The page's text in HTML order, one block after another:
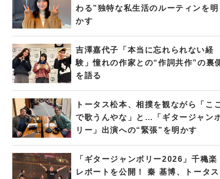
わる”独特な私生活のルーティンを明
かす
吉澤嘉代子「本当に忘れられない経
験」憧れの作家との“作詞共作”の裏
を語る
トータス松本、相撲を観ながら「こ
で歌うんやな」と…「ギタージャン
リー」出演への“緊張”を明かす
「ギタージャンボリー2026」千穐楽
レポートを公開！ 秦 基博、トータス